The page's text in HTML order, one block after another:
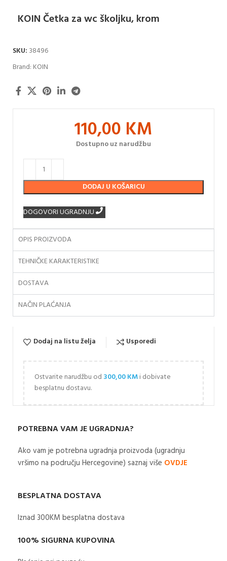
KOIN Četka za wc školjku, krom
SKU: 38496
Brand: KOIN
110,00 KM
Dostupno uz narudžbu
DODAJ U KOŠARICU
DOGOVORI UGRADNJU
OPIS PROIZVODA
TEHNIČKE KARAKTERISTIKE
DOSTAVA
NAČIN PLAĆANJA
Dodaj na listu želja Usporedi
Ostvarite narudžbu od 300,00KMi dobivate
besplatnu dostavu.
POTREBNA VAM JE UGRADNJA?
Ako vam je potrebna ugradnja proizvoda (ugradnju
vršimo na području Hercegovine) saznaj više OVDJE
BESPLATNA DOSTAVA
Iznad 300KM besplatna dostava​
100% SIGURNA KUPOVINA